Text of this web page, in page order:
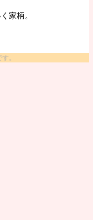
家柄。
。